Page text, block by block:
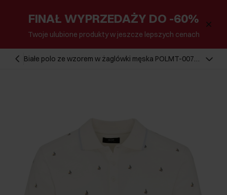
FINAŁ WYPRZEDAŻY DO -60%
Twoje ulubione produkty w jeszcze lepszych cenach
Białe polo ze wzorem w żaglówki męska POLMT-0071-